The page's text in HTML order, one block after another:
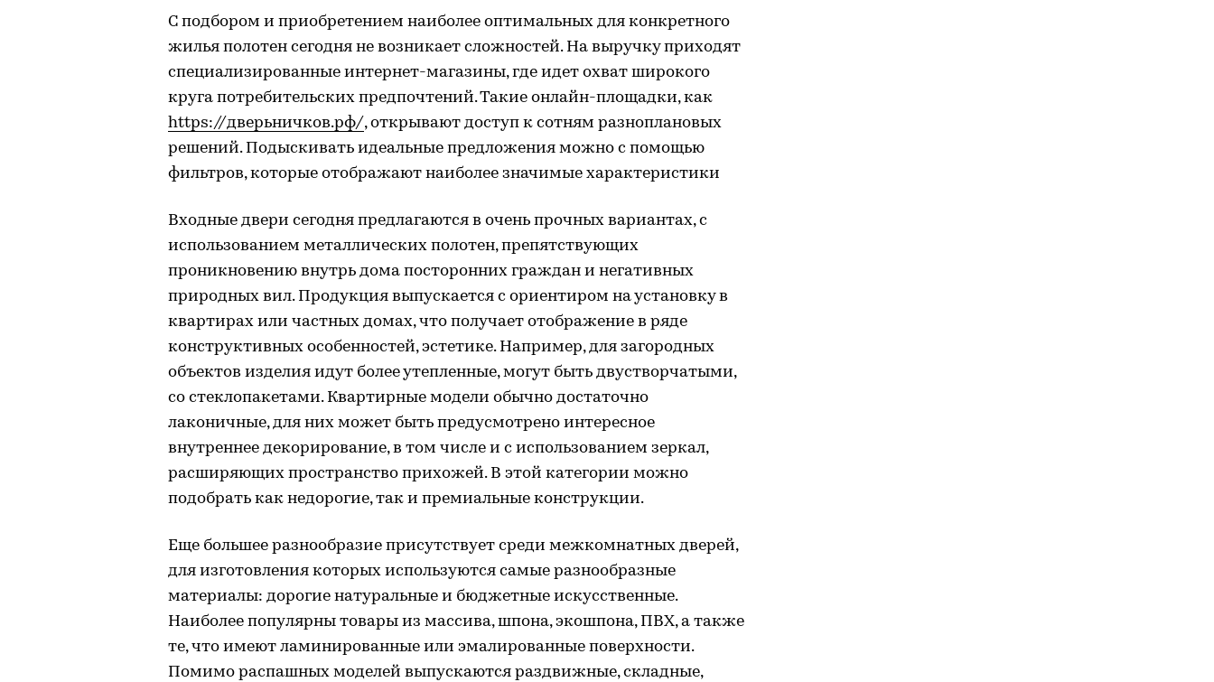
С подбором и приобретением наиболее оптимальных для конкретного
жилья полотен сегодня не возникает сложностей. На выручку приходят
специализированные интернет-магазины, где идет охват широкого
круга потребительских предпочтений. Такие онлайн-площадки, как
https://дверьничков.рф/, открывают доступ к сотням разноплановых
решений. Подыскивать идеальные предложения можно с помощью
фильтров, которые отображают наиболее значимые характеристики
Входные двери сегодня предлагаются в очень прочных вариантах, с
использованием металлических полотен, препятствующих
проникновению внутрь дома посторонних граждан и негативных
природных вил. Продукция выпускается с ориентиром на установку в
квартирах или частных домах, что получает отображение в ряде
конструктивных особенностей, эстетике. Например, для загородных
объектов изделия идут более утепленные, могут быть двустворчатыми,
со стеклопакетами. Квартирные модели обычно достаточно
лаконичные, для них может быть предусмотрено интересное
внутреннее декорирование, в том числе и с использованием зеркал,
расширяющих пространство прихожей. В этой категории можно
подобрать как недорогие, так и премиальные конструкции.
Еще большее разнообразие присутствует среди межкомнатных дверей,
для изготовления которых используются самые разнообразные
материалы: дорогие натуральные и бюджетные искусственные.
Наиболее популярны товары из массива, шпона, экошпона, ПВХ, а также
те, что имеют ламинированные или эмалированные поверхности.
Помимо распашных моделей выпускаются раздвижные, складные,